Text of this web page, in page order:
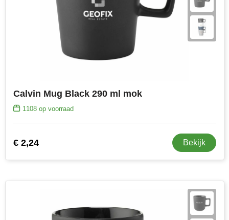
Calvin Mug Black 290 ml mok
1108op voorraad
€ 2,24 Bekijk